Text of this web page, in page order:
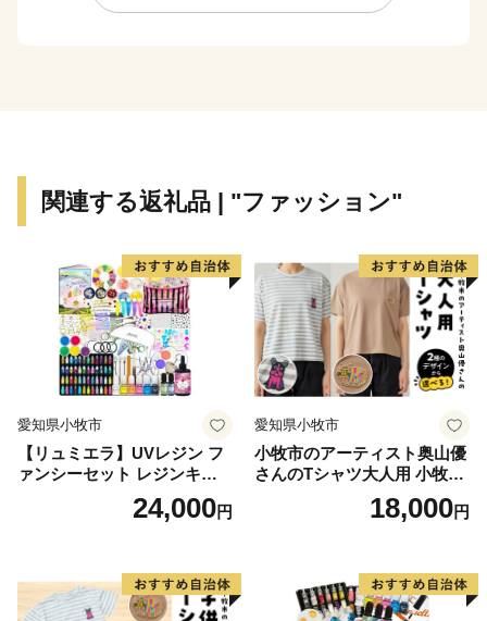
養殖も行われています。
・返礼品の送付は、飛島村外にお住まいの方に限らせて
・寄附につきましては、年度内の回数制限は現在設けて
おりません。
・返礼品のお届けには1～2ヶ月程度かかることがありま
す。
・返礼品の写真はイメージです。
関連する返礼品 | "ファッション"
愛知県小牧市
【リュミエラ】UVレジン フ
ァンシーセット レジンキッ
ト ハンドメイド レジンクラ
フト アクセサリーキット 手
24,000円
愛知県小牧市
小牧市のアーティスト奥山優
さんのTシャツ大人用 小牧市
18,000円